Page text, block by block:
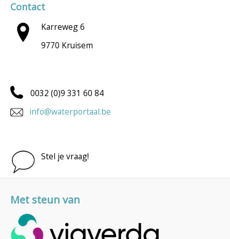
Contact
Karreweg 6
9770 Kruisem
0032 (0)9 331 60 84
info@waterportaal.be
Stel je vraag!
Met steun van